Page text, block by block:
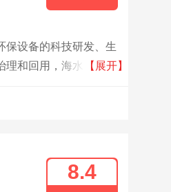
保设备的科技研发、生
理和回用，海水淡化，
【展开】
8.4